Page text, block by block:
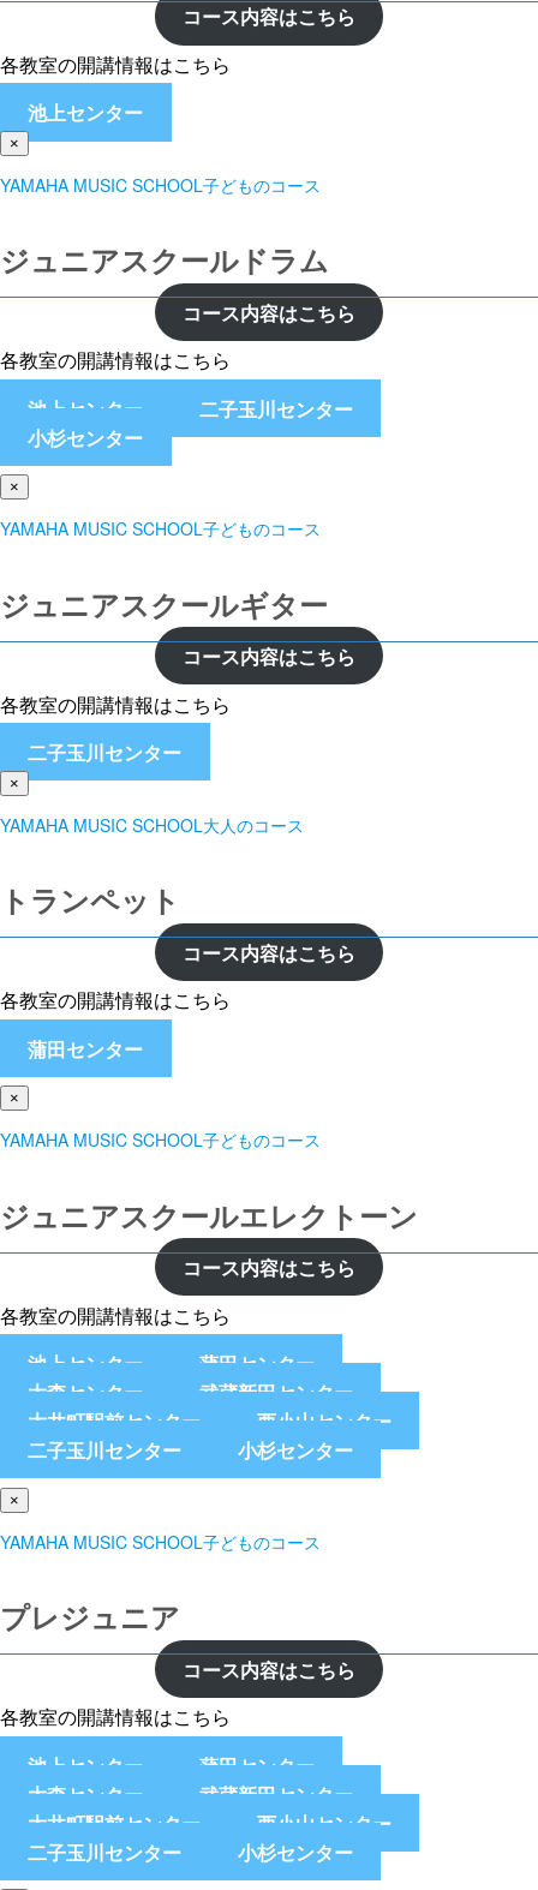
コース内容はこちら
各教室の開講情報はこちら
池上センター
×
YAMAHA MUSIC SCHOOL子どものコース
ジュニアスクールドラム
コース内容はこちら
各教室の開講情報はこちら
池上センター
二子玉川センター
小杉センター
×
YAMAHA MUSIC SCHOOL子どものコース
ジュニアスクールギター
コース内容はこちら
各教室の開講情報はこちら
二子玉川センター
×
YAMAHA MUSIC SCHOOL大人のコース
トランペット
コース内容はこちら
各教室の開講情報はこちら
蒲田センター
×
YAMAHA MUSIC SCHOOL子どものコース
ジュニアスクールエレクトーン
コース内容はこちら
各教室の開講情報はこちら
池上センター
蒲田センター
大森センター
武蔵新田センター
大井町駅前センター
西小山センター
二子玉川センター
小杉センター
×
YAMAHA MUSIC SCHOOL子どものコース
プレジュニア
コース内容はこちら
各教室の開講情報はこちら
池上センター
蒲田センター
大森センター
武蔵新田センター
大井町駅前センター
西小山センター
二子玉川センター
小杉センター